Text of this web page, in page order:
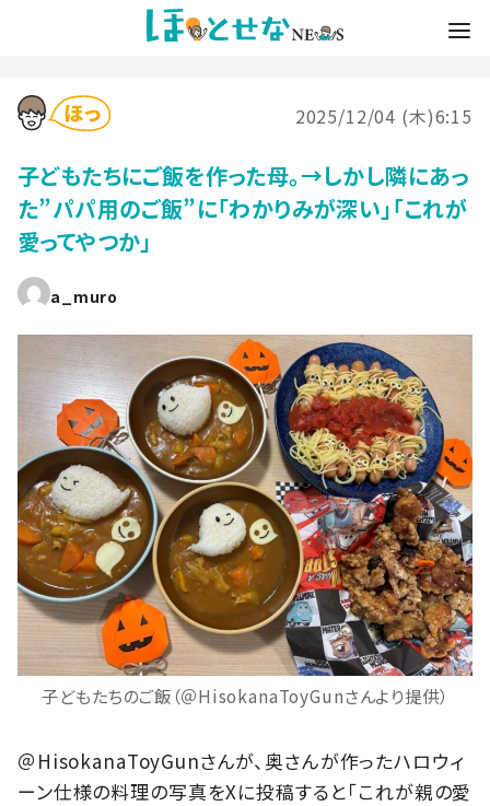
2025/12/04 (木)6:15
子どもたちにご飯を作った母。→しかし隣にあっ
た”パパ用のご飯”に「わかりみが深い」「これが
愛ってやつか」
a_muro
子どもたちのご飯（＠HisokanaToyGunさんより提供）
＠HisokanaToyGunさんが、奥さんが作ったハロウィ
ーン仕様の料理の写真をXに投稿すると「これが親の愛